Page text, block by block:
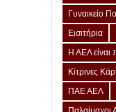
Γυναικείο
Εισιτήρια
Η ΑΕΛ είναι
Κίτρινες
ΠΑΕ ΑΕΛ